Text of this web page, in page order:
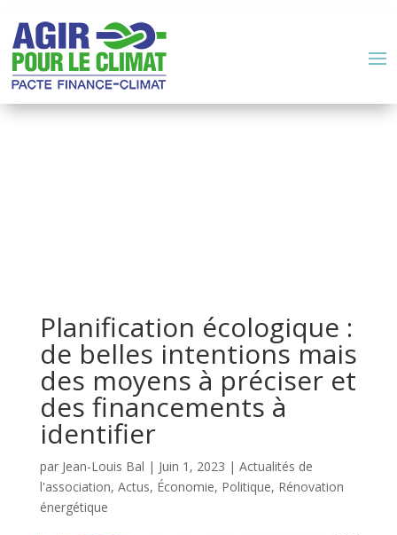
Planification écologique :
de belles intentions mais
des moyens à préciser et
des financements à
identifier
par Jean-Louis Bal | Juin 1, 2023 | Actualités de
l'association, Actus, Économie, Politique, Rénovation
énergétique